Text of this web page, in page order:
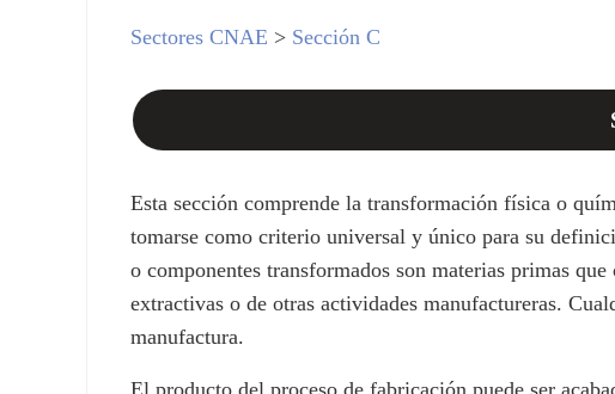
Sectores CNAE > Sección C
Esta sección comprende la transformación física o
tomarse como criterio universal y único para su
o componentes transformados son materias primas
extractivas o de otras actividades manufactureras.
manufactura.
El producto del proceso de fabricación puede ser